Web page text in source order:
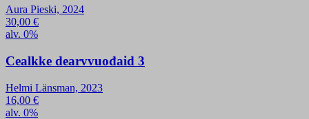
Aura Pieski, 2024
30,00 €
alv. 0%
Cealkke dearvvuođaid 3
Helmi Länsman, 2023
16,00 €
alv. 0%